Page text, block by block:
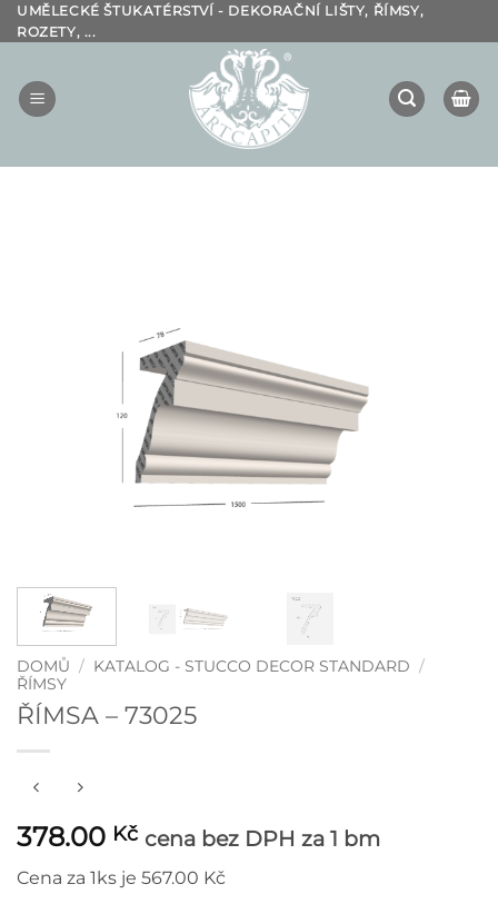
Přeskočit
na
UMĚLECKÉ ŠTUKATÉRSTVÍ - DEKORAČNÍ LIŠTY, ŘÍMSY,
ROZETY, ...
DOMŮ / KATALOG - STUCCO DECOR STANDARD /
ŘÍMSY
ŘÍMSA – 73025
378.00 Kč cena bez DPH za 1 bm
Cena za 1ks je 567.00 Kč